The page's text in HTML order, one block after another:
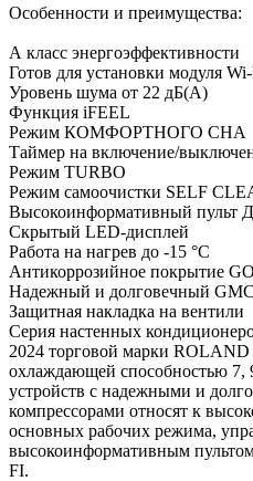
Особенности и преимущества:
А класс энергоэффективности
Готов для установки модуля
Уровень шума от 22 дБ(А)
Функция iFEEL
Режим КОМФОРТНОГО СНА
Таймер на включение/
Режим TURBO
Режим самоочистки SELF
Высокоинформативный пульт
Скрытый LED-дисплей
Работа на нагрев до -15 °С
Антикоррозийное покрытие
Надежный и долговечный
Защитная накладка на вентили
Серия настенных
2024 торговой марки
охлаждающей способностью 7,
устройств с надежными и
компрессорами относят к
основных рабочих режима,
высокоинформативным
FI.